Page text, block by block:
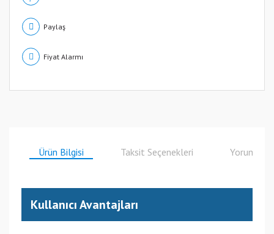
Paylaş
Fiyat Alarmı
Ürün Bilgisi Taksit Seçenekleri Yorumlar
Kullanıcı Avantajları